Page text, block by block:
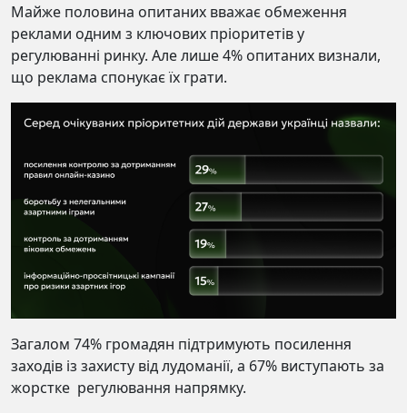
Майже половина опитаних вважає обмеження
реклами одним з ключових пріоритетів у
регулюванні ринку. Але лише 4% опитаних визнали,
що реклама спонукає їх грати.
Загалом 74% громадян підтримують посилення
заходів із захисту від лудоманії, а 67% виступають за
жорстке регулювання напрямку.